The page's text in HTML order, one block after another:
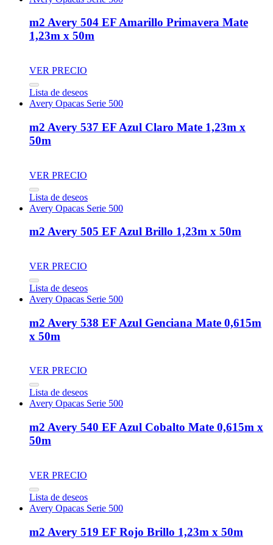
m2 Avery 504 EF Amarillo Primavera Mate
1,23m x 50m
VER PRECIO
Lista de deseos
Avery Opacas Serie 500
m2 Avery 537 EF Azul Claro Mate 1,23m x
50m
VER PRECIO
Lista de deseos
Avery Opacas Serie 500
m2 Avery 505 EF Azul Brillo 1,23m x 50m
VER PRECIO
Lista de deseos
Avery Opacas Serie 500
m2 Avery 538 EF Azul Genciana Mate 0,615m
x 50m
VER PRECIO
Lista de deseos
Avery Opacas Serie 500
m2 Avery 540 EF Azul Cobalto Mate 0,615m x
50m
VER PRECIO
Lista de deseos
Avery Opacas Serie 500
m2 Avery 519 EF Rojo Brillo 1,23m x 50m